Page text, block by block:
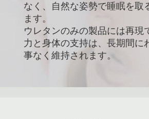
なく、自然な姿勢で睡眠を取
ます。
ウレタンのみの製品には再現
力と身体の支持は、長期間に
事なく維持されます。